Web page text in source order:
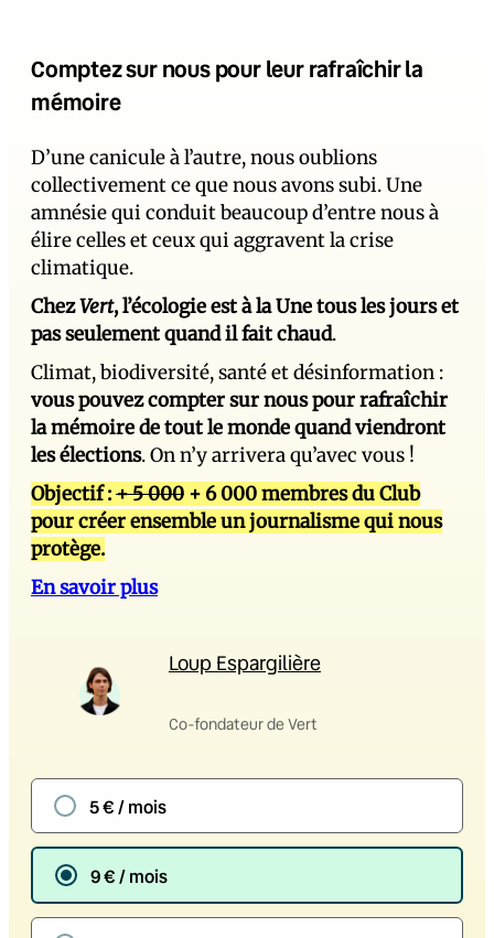
Comptez sur nous pour leur rafraîchir la
mémoire
D’une canicule à l’autre, nous oublions
collectivement ce que nous avons subi. Une
amnésie qui conduit beaucoup d’entre nous à
élire celles et ceux qui aggravent la crise
climatique.
ChezVert, l’écologie est à la Une tous les jours et
pas seulement quand il fait chaud.
Climat, biodiversité, santé et désinformation :
vous pouvez compter sur nous pour rafraîchir
la mémoire de tout le monde quand viendront
les élections. On n’y arrivera qu’avec vous !
Objectif :+ 5 000 + 6 000 membres du Club
pour créer ensemble un journalisme qui nous
protège.
En savoir plus
Loup Espargilière
Co-fondateur de Vert
5 € / mois
9 € / mois